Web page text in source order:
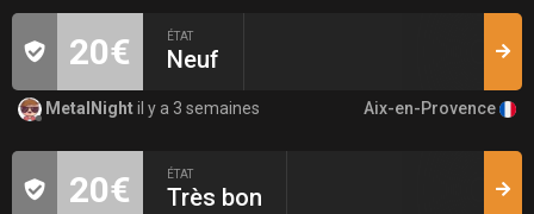
20€ ÉTAT
Neuf
MetalNightil y a 3 semaines Aix-en-Provence
20€ ÉTAT
Très bon